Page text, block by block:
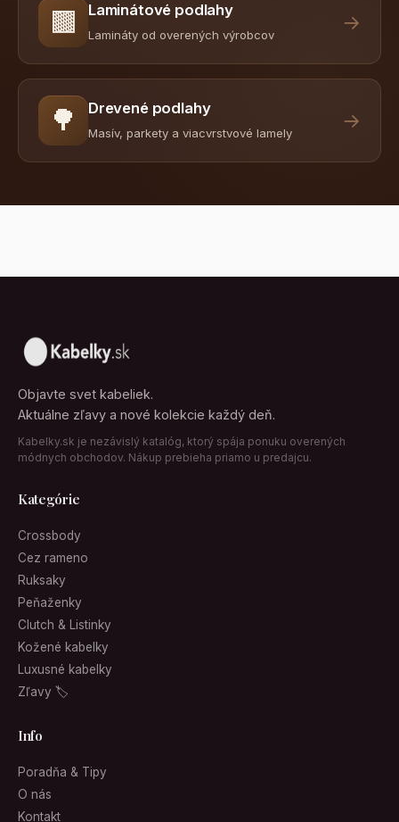
🟫 Laminátové podlahy
Lamináty od overených výrobcov
→
🌳 Drevené podlahy
Masív, parkety a viacvrstvové lamely
→
Objavte svet kabeliek.
Aktuálne zľavy a nové kolekcie každý deň.
Kabelky.sk je nezávislý katalóg, ktorý spája ponuku overených
módnych obchodov. Nákup prebieha priamo u predajcu.
Kategórie
Crossbody
Cez rameno
Ruksaky
Peňaženky
Clutch & Listinky
Kožené kabelky
Luxusné kabelky
Zľavy 🏷
Info
Poradňa & Tipy
O nás
Kontakt